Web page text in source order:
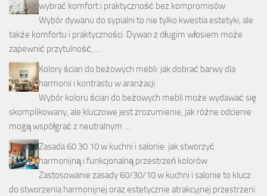
wybrać komfort i praktyczność bez kompromisów
Wybór dywanu do sypialni to nie tylko kwestia estetyki, ale
także komfortu i praktyczności. Dywan z długim włosiem może
zapewnić przytulność, …
Kolory ścian do beżowych mebli: jak dobrać barwy dla
harmonii i kontrastu w aranżacji
Wybór koloru ścian do beżowych mebli może wydawać się
skomplikowany, ale kluczowe jest zrozumienie, jak różne odcienie
mogą współgrać z neutralnym …
Zasada 60 30 10 w kuchni i salonie: jak stworzyć
harmonijną i funkcjonalną przestrzeń kolorów
Zastosowanie zasady 60/30/10 w kuchni i salonie to klucz
do stworzenia harmonijnej oraz estetycznie atrakcyjnej przestrzeni.